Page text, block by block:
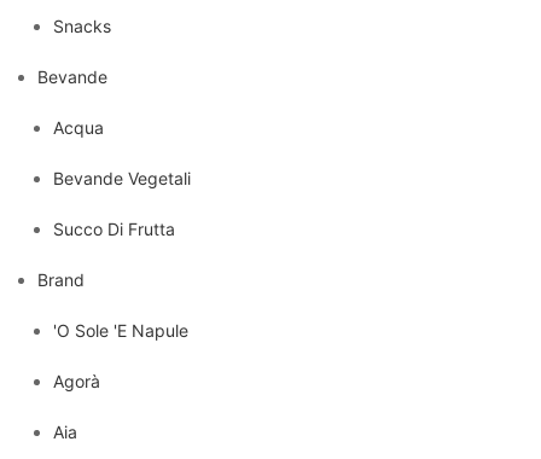
Snacks
Bevande
Acqua
Bevande Vegetali
Succo Di Frutta
Brand
'O Sole 'E Napule
Agorà
Aia